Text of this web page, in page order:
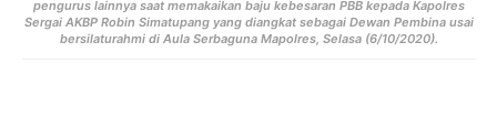
pengurus lainnya saat memakaikan baju kebesaran PBB kepada Kapolres
Sergai AKBP Robin Simatupang yang diangkat sebagai Dewan Pembina usai
bersilaturahmi di Aula Serbaguna Mapolres, Selasa (6/10/2020).